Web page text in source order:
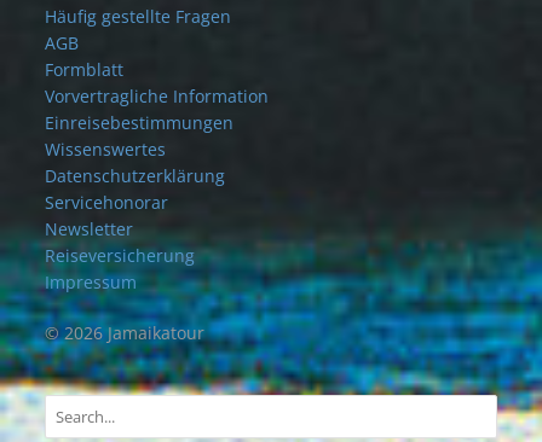
Häufig gestellte Fragen
AGB
Formblatt
Vorvertragliche Information
Einreisebestimmungen
Wissenswertes
Datenschutzerklärung
Servicehonorar
Newsletter
Reiseversicherung
Impressum
© 2026 Jamaikatour